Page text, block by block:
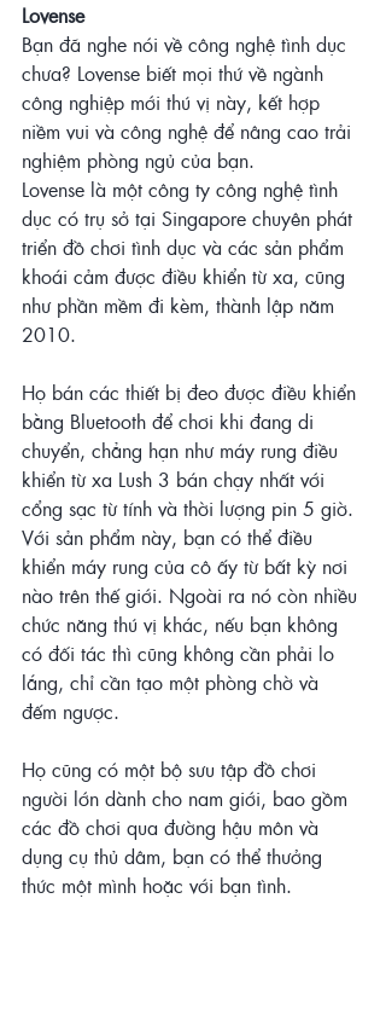
Lovense
Bạn đã nghe nói về công nghệ tình dục
chưa? Lovense biết mọi thứ về ngành
công nghiệp mới thú vị này, kết hợp
niềm vui và công nghệ để nâng cao trải
nghiệm phòng ngủ của bạn.
Lovense là một công ty công nghệ tình
dục có trụ sở tại Singapore chuyên phát
triển đồ chơi tình dục và các sản phẩm
khoái cảm được điều khiển từ xa, cũng
như phần mềm đi kèm, thành lập năm
2010.
Họ bán các thiết bị đeo được điều khiển
bằng Bluetooth để chơi khi đang di
chuyển, chẳng hạn như máy rung điều
khiển từ xa Lush 3 bán chạy nhất với
cổng sạc từ tính và thời lượng pin 5 giờ.
Với sản phẩm này, bạn có thể điều
khiển máy rung của cô ấy từ bất kỳ nơi
nào trên thế giới. Ngoài ra nó còn nhiều
chức năng thú vị khác, nếu bạn không
có đối tác thì cũng không cần phải lo
lắng, chỉ cần tạo một phòng chờ và
đếm ngược.
Họ cũng có một bộ sưu tập đồ chơi
người lớn dành cho nam giới, bao gồm
các đồ chơi qua đường hậu môn và
dụng cụ thủ dâm, bạn có thể thưởng
thức một mình hoặc với bạn tình.